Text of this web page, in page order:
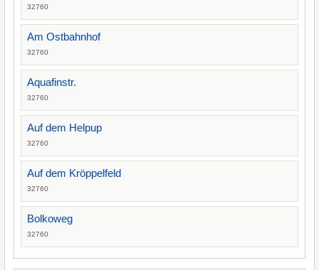
32760
Am Ostbahnhof
32760
Aquafinstr.
32760
Auf dem Helpup
32760
Auf dem Kröppelfeld
32760
Bolkoweg
32760